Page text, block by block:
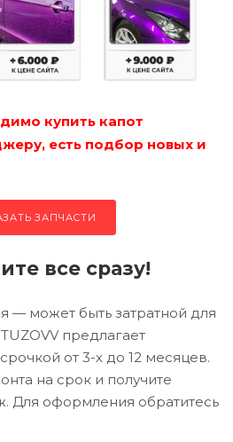
купить капот
есть подбор новых и
ЗАПЧАСТИ
все сразу!
— может быть затратной для
предлагает
от 3-х до 12 месяцев.
на срок и получите
Для оформления обратитесь